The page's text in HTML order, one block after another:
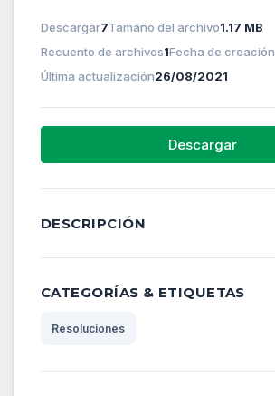
Descargar7Tamaño del archivo1.17 MB
Recuento de archivos1Fecha de creación
Última actualización26/08/2021
Descargar
DESCRIPCIÓN
CATEGORÍAS & ETIQUETAS
Resoluciones